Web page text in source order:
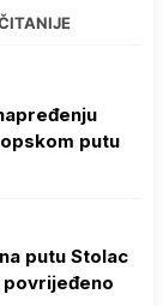
putu
putu Stolac
povrijeđeno